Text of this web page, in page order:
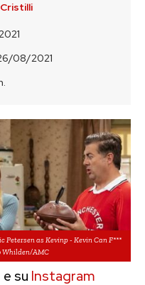
08/2021
Petersen as Kevinp - Kevin Can F***
Whilden/AMC
e su Instagram